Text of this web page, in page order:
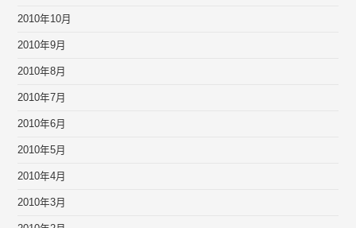
2010年10月
2010年9月
2010年8月
2010年7月
2010年6月
2010年5月
2010年4月
2010年3月